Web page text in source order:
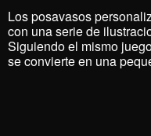
Los posavasos
con una serie de
Siguiendo el mismo
se convierte en una